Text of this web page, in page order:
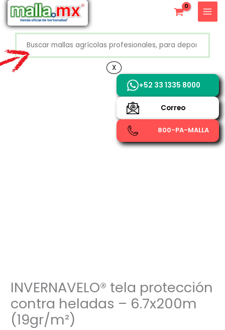
contenido
INVERNAVELO® tela protección
contra heladas – 6.7x200m
(19gr/m²)
X
+52 800 726 2552
+52 33 1335 8000
Correo
800-PA-MALLA
X